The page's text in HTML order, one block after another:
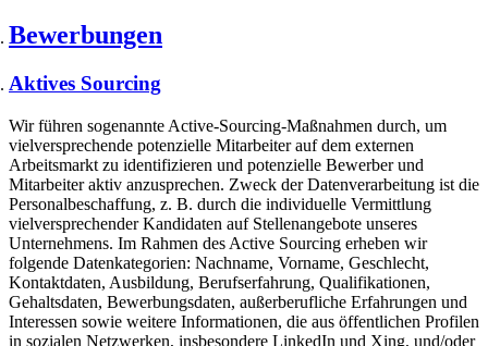
Bewerbungen
Aktives Sourcing
Wir führen sogenannte Active-Sourcing-Maßnahmen durch, um
vielversprechende potenzielle Mitarbeiter auf dem externen
Arbeitsmarkt zu identifizieren und potenzielle Bewerber und
Mitarbeiter aktiv anzusprechen. Zweck der Datenverarbeitung ist die
Personalbeschaffung, z. B. durch die individuelle Vermittlung
vielversprechender Kandidaten auf Stellenangebote unseres
Unternehmens. Im Rahmen des Active Sourcing erheben wir
folgende Datenkategorien: Nachname, Vorname, Geschlecht,
Kontaktdaten, Ausbildung, Berufserfahrung, Qualifikationen,
Gehaltsdaten, Bewerbungsdaten, außerberufliche Erfahrungen und
Interessen sowie weitere Informationen, die aus öffentlichen Profilen
in sozialen Netzwerken, insbesondere LinkedIn und Xing, und/oder